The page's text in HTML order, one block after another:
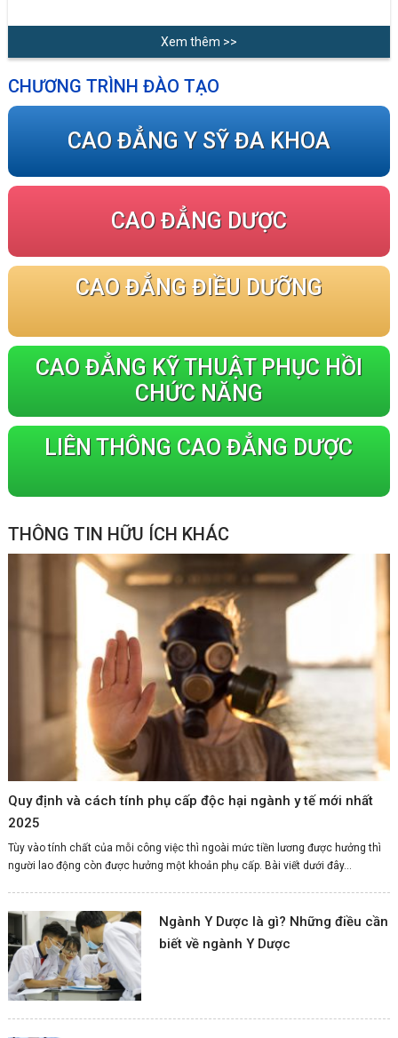
Xem thêm >>
CHƯƠNG TRÌNH ĐÀO TẠO
CAO ĐẲNG Y SỸ ĐA KHOA
CAO ĐẲNG DƯỢC
CAO ĐẲNG ĐIỀU DƯỠNG
CAO ĐẲNG KỸ THUẬT PHỤC HỒI
CHỨC NĂNG
LIÊN THÔNG CAO ĐẲNG DƯỢC
THÔNG TIN HỮU ÍCH KHÁC
Quy định và cách tính phụ cấp độc hại ngành y tế mới nhất
2025
Tùy vào tính chất của mỗi công việc thì ngoài mức tiền lương được hưởng thì
người lao động còn được hưởng một khoản phụ cấp. Bài viết dưới đây...
Ngành Y Dược là gì? Những điều cần
biết về ngành Y Dược